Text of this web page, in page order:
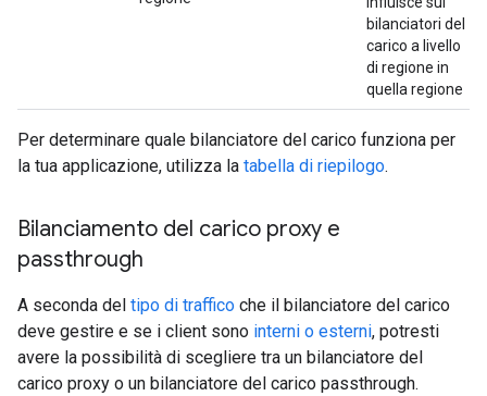
bilanciatori del
carico a livello
di regione in
quella regione
Per determinare quale bilanciatore del carico funziona per
la tua applicazione, utilizza la tabella di riepilogo.
Bilanciamento del carico proxy e
passthrough
A seconda del tipo di traffico che il bilanciatore del carico
deve gestire e se i client sono interni o esterni, potresti
avere la possibilità di scegliere tra un bilanciatore del
carico proxy o un bilanciatore del carico passthrough.